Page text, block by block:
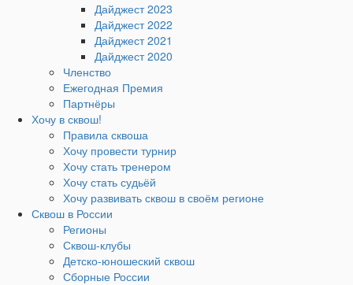
Дайджест 2023
Дайджест 2022
Дайджест 2021
Дайджест 2020
Членство
Ежегодная Премия
Партнёры
Хочу в сквош!
Правила сквоша
Хочу провести турнир
Хочу стать тренером
Хочу стать судьёй
Хочу развивать сквош в своём регионе
Сквош в России
Регионы
Сквош-клубы
Детско-юношеский сквош
Сборные России